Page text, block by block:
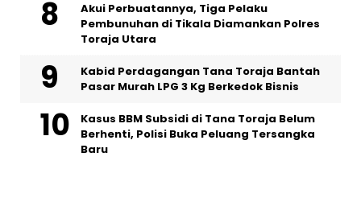
Akui Perbuatannya, Tiga Pelaku
Pembunuhan di Tikala Diamankan Polres
Toraja Utara
Kabid Perdagangan Tana Toraja Bantah
Pasar Murah LPG 3 Kg Berkedok Bisnis
Kasus BBM Subsidi di Tana Toraja Belum
Berhenti, Polisi Buka Peluang Tersangka
Baru